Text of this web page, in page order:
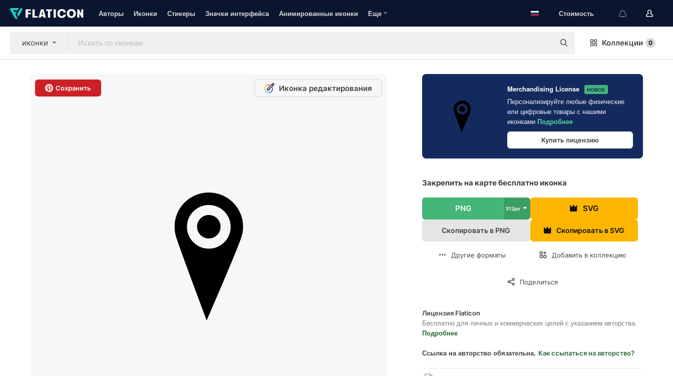
Авторы Иконки Стикеры Значки интерфейса Анимированные иконки Еще Стоимость
иконки Коллекции 0
Сохранить Иконка редактирования Merchandising License НОВОЕ
Персонализируйте любые физические
или цифровые товары с нашими
иконками Подробнее
Купить лицензию
Закрепить на карте бесплатно иконка
PNG 512px SVG
Скопировать в PNG Скопировать в SVG
Другие форматы Добавить в коллекцию
Поделиться
Лицензия Flaticon
Бесплатно для личных и коммерческих целей с указанием авторства.
Подробнее
Ссылка на авторство обязательна. Как ссылаться на авторство?